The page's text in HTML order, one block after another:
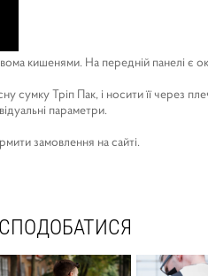
кишенями. На передній панелі є
сумку Тріп Пак, і носити її через
параметри.
замовлення на сайті.